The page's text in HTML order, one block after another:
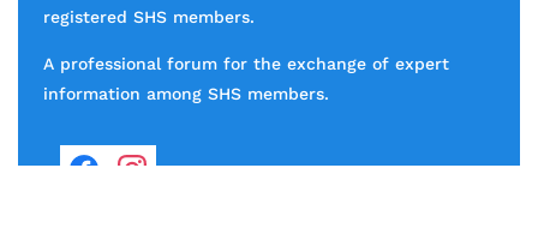
registered SHS members.
A professional forum for the exchange of expert
information among SHS members.